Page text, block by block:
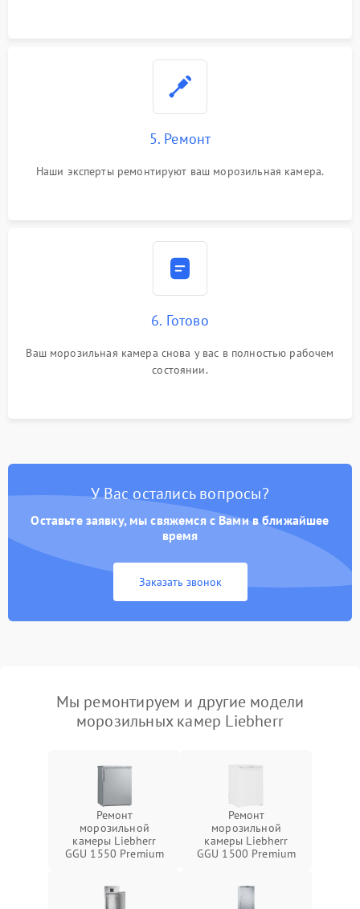
5. Ремонт
Наши эксперты ремонтируют ваш морозильная камера.
6. Готово
Ваш морозильная камера снова у вас в полностью рабочем
состоянии.
У Вас остались вопросы?
Оставьте заявку, мы свяжемся с Вами в ближайшее
время
Заказать звонок
Мы ремонтируем и другие модели
морозильных камер Liebherr
Ремонт
морозильной
камеры Liebherr
GGU 1550 Premium
Ремонт
морозильной
камеры Liebherr
GGU 1500 Premium